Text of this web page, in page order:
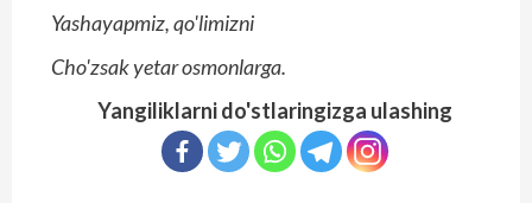
Yashayapmiz, qo'limizni
Cho'zsak yetar osmonlarga.
Yangiliklarni do'stlaringizga ulashing